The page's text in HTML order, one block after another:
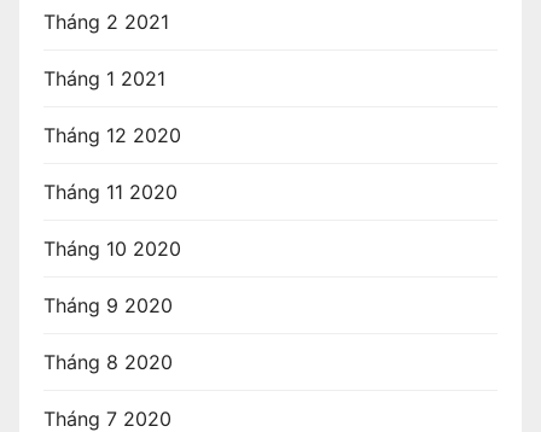
Tháng 2 2021
Tháng 1 2021
Tháng 12 2020
Tháng 11 2020
Tháng 10 2020
Tháng 9 2020
Tháng 8 2020
Tháng 7 2020